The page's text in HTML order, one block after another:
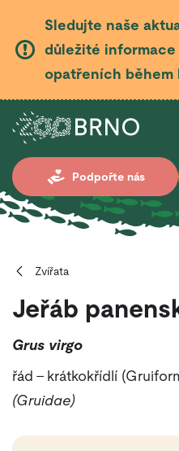
Sledujte naše
důležité informace
opatřeních během
Podpořte nás
Zvířata
Jeřáb
Grus virgo
řád – krátkokřídlí
(Gruidae)